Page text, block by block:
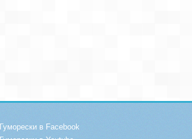
Гуморески в Facebook